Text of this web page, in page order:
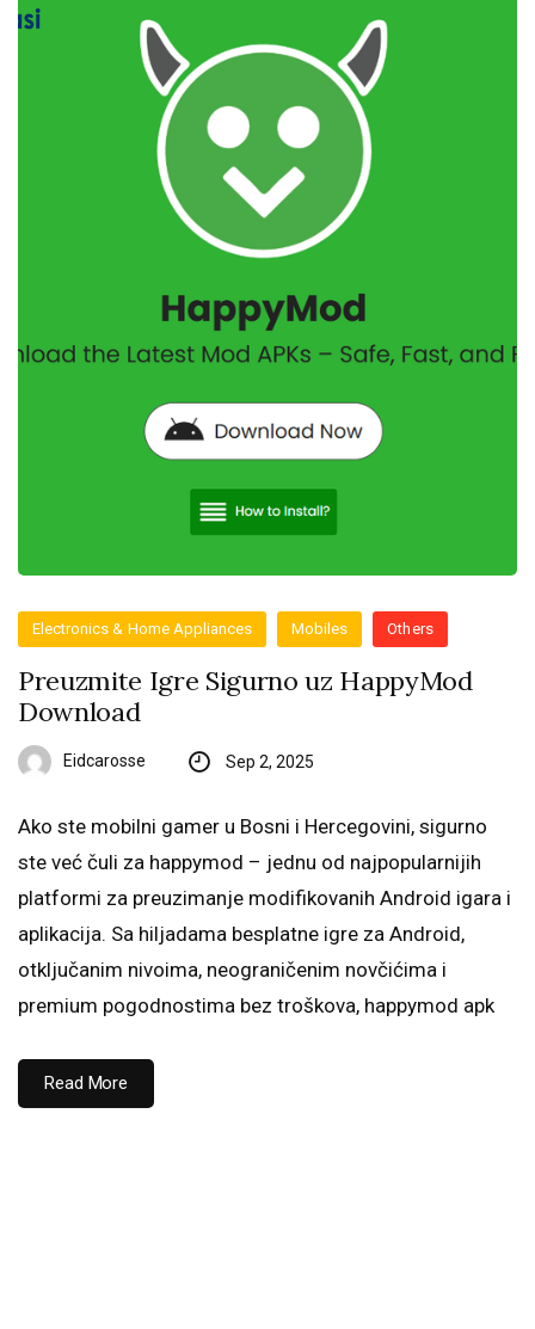
Electronics & Home Appliances Mobiles Others
Preuzmite Igre Sigurno uz HappyMod
Download
Eidcarosse Sep 2, 2025
Ako ste mobilni gamer u Bosni i Hercegovini, sigurno
ste već čuli za happymod – jednu od najpopularnijih
platformi za preuzimanje modifikovanih Android igara i
aplikacija. Sa hiljadama besplatne igre za Android,
otključanim nivoima, neograničenim novčićima i
premium pogodnostima bez troškova, happymod apk
Read More